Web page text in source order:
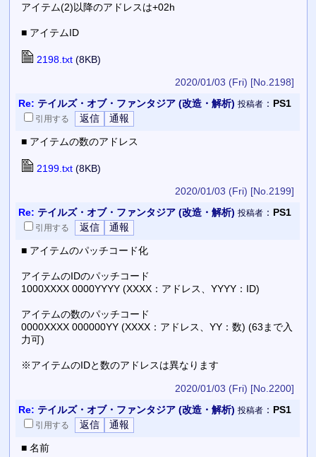
アイテム(2)以降のアドレスは+02h
■ アイテムID
2198.txt(8KB)
2020/01/03 (Fri) [No.2198]
Re: テイルズ・オブ・ファンタジア (改造・解析) 投稿者： PS1
引用する
■ アイテムの数のアドレス
2199.txt(8KB)
2020/01/03 (Fri) [No.2199]
Re: テイルズ・オブ・ファンタジア (改造・解析) 投稿者： PS1
引用する
■ アイテムのパッチコード化
アイテムのIDのパッチコード
1000XXXX 0000YYYY (XXXX：アドレス、YYYY：ID)
アイテムの数のパッチコード
0000XXXX 000000YY (XXXX：アドレス、YY：数) (63まで入
力可)
※アイテムのIDと数のアドレスは異なります
2020/01/03 (Fri) [No.2200]
Re: テイルズ・オブ・ファンタジア (改造・解析) 投稿者： PS1
引用する
■ 名前